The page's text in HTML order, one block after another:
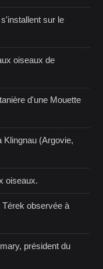
sur le
oiseaux de
d'une Mouette
Klingnau (Argovie,
oiseaux.
observée à
président du